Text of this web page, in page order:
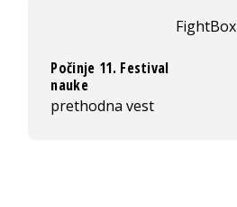
FightBox
Počinje 11. Festival
nauke
prethodna vest